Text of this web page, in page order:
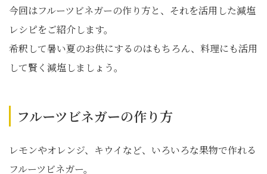
今回はフルーツビネガーの作り方と、それを活用した減塩
レシピをご紹介します。
希釈して暑い夏のお供にするのはもちろん、料理にも活用
して賢く減塩しましょう。
フルーツビネガーの作り方
レモンやオレンジ、キウイなど、いろいろな果物で作れる
フルーツビネガー。